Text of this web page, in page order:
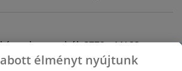
polyrattanból. SZ72 x MA83 x